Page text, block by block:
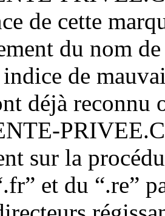
de cette
du nom
de
déjà
sur la
et du “.re”